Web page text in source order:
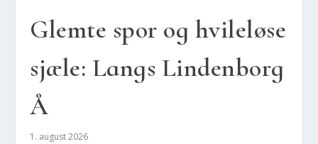
Glem­te spor og hvil­e­lø­se
sjæ­le: Langs Lin­den­borg
Å
1. august 2026